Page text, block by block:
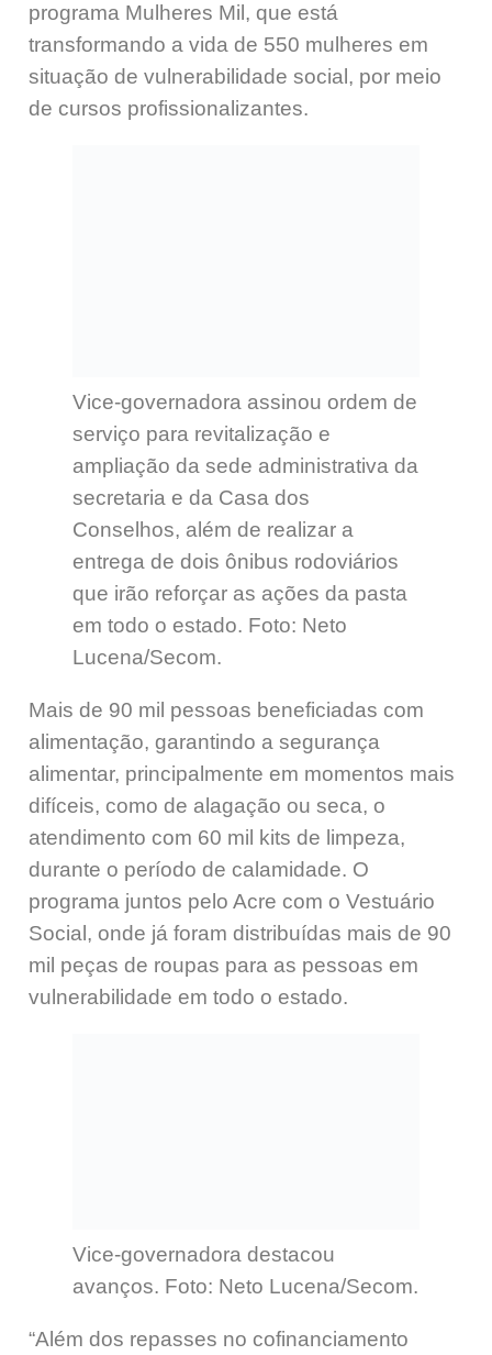
programa Mulheres Mil, que está
transformando a vida de 550 mulheres em
situação de vulnerabilidade social, por meio
de cursos profissionalizantes.
Vice-governadora assinou ordem de
serviço para revitalização e
ampliação da sede administrativa da
secretaria e da Casa dos
Conselhos, além de realizar a
entrega de dois ônibus rodoviários
que irão reforçar as ações da pasta
em todo o estado. Foto: Neto
Lucena/Secom.
Mais de 90 mil pessoas beneficiadas com
alimentação, garantindo a segurança
alimentar, principalmente em momentos mais
difíceis, como de alagação ou seca, o
atendimento com 60 mil kits de limpeza,
durante o período de calamidade. O
programa juntos pelo Acre com o Vestuário
Social, onde já foram distribuídas mais de 90
mil peças de roupas para as pessoas em
vulnerabilidade em todo o estado.
Vice-governadora destacou
avanços. Foto: Neto Lucena/Secom.
“Além dos repasses no cofinanciamento